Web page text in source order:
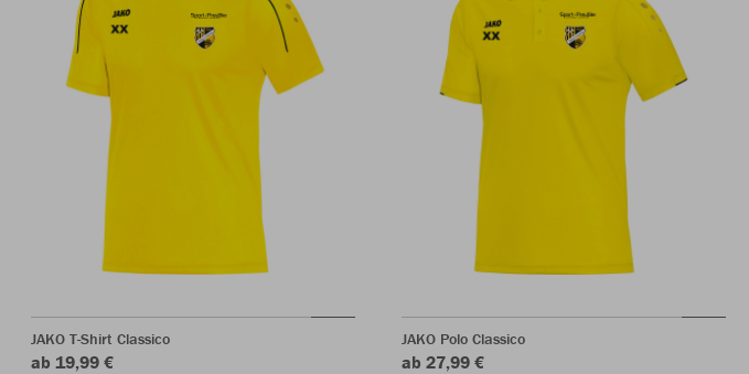
JAKO T-Shirt Classico
ab 19,99 €
JAKO Polo Classico
ab 27,99 €